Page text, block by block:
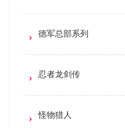
德军总部系列
忍者龙剑传
怪物猎人